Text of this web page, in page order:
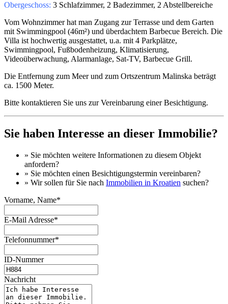
Obergeschoss: 3 Schlafzimmer, 2 Badezimmer, 2 Abstellbereiche
Vom Wohnzimmer hat man Zugang zur Terrasse und dem Garten
mit Swimmingpool (46m²) und überdachtem Barbecue Bereich. Die
Villa ist hochwertig ausgestattet, u.a. mit 4 Parkplätze,
Swimmingpool, Fußbodenheizung, Klimatisierung,
Videoüberwachung, Alarmanlage, Sat-TV, Barbecue Grill.
Die Entfernung zum Meer und zum Ortszentrum Malinska beträgt
ca. 1500 Meter.
Bitte kontaktieren Sie uns zur Vereinbarung einer Besichtigung.
Sie haben Interesse an dieser Immobilie?
» Sie möchten weitere Informationen zu diesem Objekt
anfordern?
» Sie möchten einen Besichtigungstermin vereinbaren?
» Wir sollen für Sie nach Immobilien in Kroatien suchen?
Vorname, Name*
E-Mail Adresse*
Telefonnummer*
ID-Nummer
Nachricht